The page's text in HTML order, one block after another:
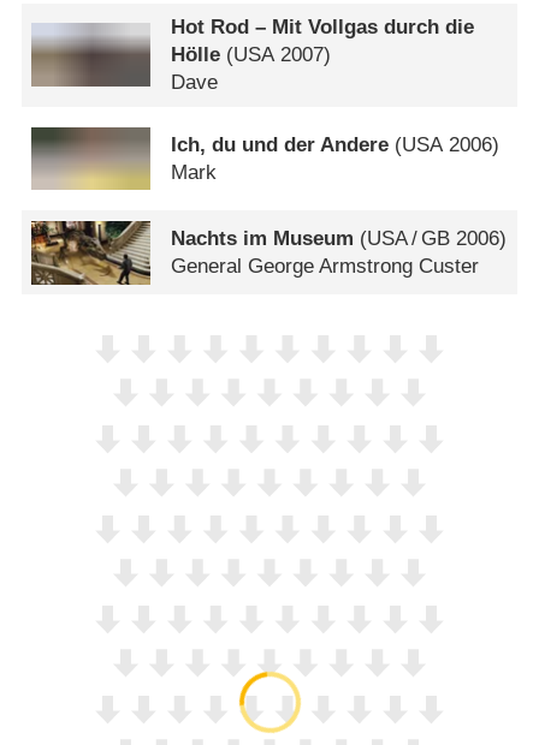
Hot Rod – Mit Vollgas durch die
Hölle (USA2007)
Dave
Ich, du und der Andere (USA2006)
Mark
Nachts im Museum (USA/ GB 2006)
General George Armstrong Custer